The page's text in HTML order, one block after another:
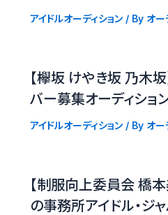
アイドルオーディション/ By オー
【欅坂 けやき坂 乃木
バー募集オーディショ
アイドルオーディション/ By オー
【制服向上委員会 橋
の事務所アイドル・ジ